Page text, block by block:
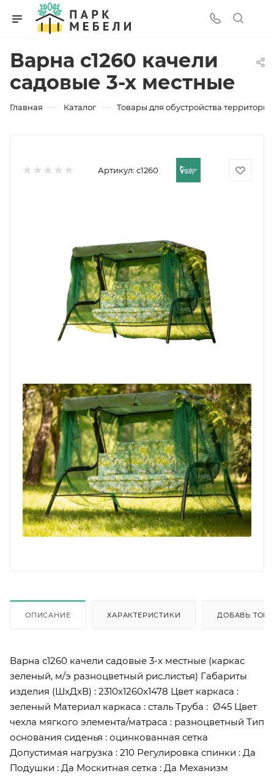
Варна с1260 качели
садовые 3-х местные
Главная — Каталог — Товары для обустройства территории
Артикул: с1260
ОПИСАНИЕ ХАРАКТЕРИСТИКИ ДОБАВЬ
Варна с1260 качели садовые 3-х местные (каркас
зеленый, м/э разноцветный рис.листья) Габариты
изделия (ШхДхВ) : 2310х1260х1478 Цвет каркаса :
зеленый Материал каркаса : сталь Труба : Ø45 Цвет
чехла мягкого элемента/матраса : разноцветный Тип
основания сиденья : оцинкованная сетка
Допустимая нагрузка : 210 Регулировка спинки : Да
Подушки : Да Москитная сетка : Да Механизм